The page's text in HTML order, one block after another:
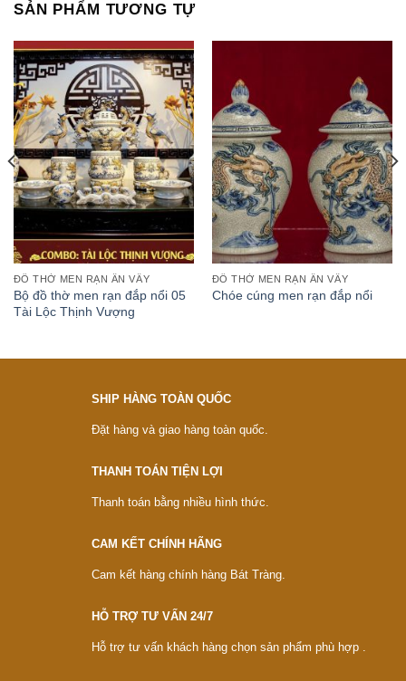
SẢN PHẨM TƯƠNG TỰ
ĐỒ THỜ MEN RẠN ẤN VẨY
Bộ đồ thờ men rạn đắp nổi 05
Tài Lộc Thịnh Vượng
ĐỒ THỜ MEN RẠN ẤN VẨY
Chóe cúng men rạn đắp nổi
SHIP HÀNG TOÀN QUỐC
Đặt hàng và giao hàng toàn quốc.
THANH TOÁN TIỆN LỢI
Thanh toán bằng nhiều hình thức.
CAM KẾT CHÍNH HÃNG
Cam kết hàng chính hàng Bát Tràng.
HỖ TRỢ TƯ VẤN 24/7
Hỗ trợ tư vấn khách hàng chọn sản phẩm phù hợp .